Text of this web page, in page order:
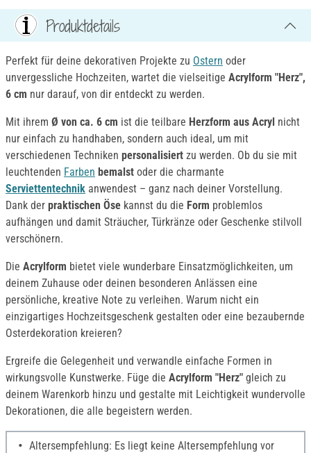
Produktdetails
Perfekt für deine dekorativen Projekte zu Ostern oder
unvergessliche Hochzeiten, wartet die vielseitige Acrylform "Herz",
6 cm nur darauf, von dir entdeckt zu werden.
Mit ihrem Ø von ca. 6 cm ist die teilbare Herzform aus Acryl nicht
nur einfach zu handhaben, sondern auch ideal, um mit
verschiedenen Techniken personalisiert zu werden. Ob du sie mit
leuchtenden Farben bemalst oder die charmante
Serviettentechnik anwendest – ganz nach deiner Vorstellung.
Dank der praktischen Öse kannst du die Form problemlos
aufhängen und damit Sträucher, Türkränze oder Geschenke stilvoll
verschönern.
Die Acrylform bietet viele wunderbare Einsatzmöglichkeiten, um
deinem Zuhause oder deinen besonderen Anlässen eine
persönliche, kreative Note zu verleihen. Warum nicht ein
einzigartiges Hochzeitsgeschenk gestalten oder eine bezaubernde
Osterdekoration kreieren?
Ergreife die Gelegenheit und verwandle einfache Formen in
wirkungsvolle Kunstwerke. Füge die Acrylform "Herz" gleich zu
deinem Warenkorb hinzu und gestalte mit Leichtigkeit wundervolle
Dekorationen, die alle begeistern werden.
Altersempfehlung: Es liegt keine Altersempfehlung vor